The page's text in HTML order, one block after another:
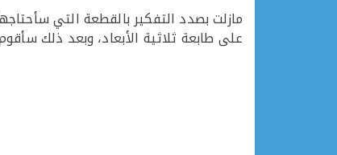
مازلت بصدد التفكير بالقطعة التي
على طابعة ثلاثية الأبعاد، وبعد ذلك